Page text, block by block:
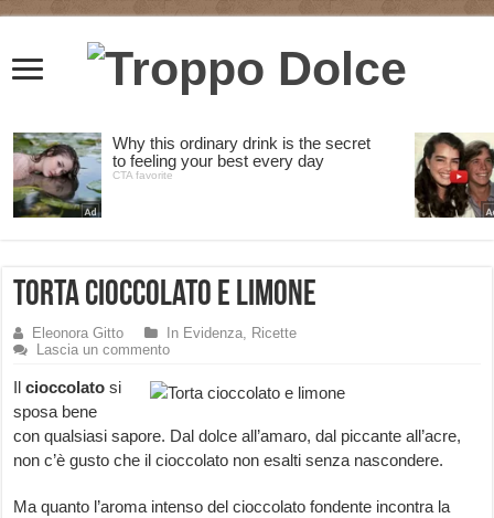
Torta cioccolato e limone
Eleonora Gitto In Evidenza, Ricette
Lascia un commento
Ilcioccolato si
sposa bene
con qualsiasi sapore. Dal dolce all’amaro, dal piccante all’acre,
non c’è gusto che il cioccolato non esalti senza nascondere.
Ma quanto l’aroma intenso del cioccolato fondente incontra la